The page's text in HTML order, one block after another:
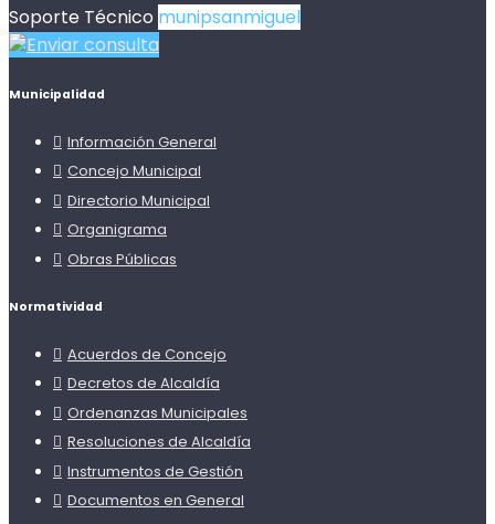
Soporte Técnico munipsanmiguel
Enviar consulta
Municipalidad
Información General
Concejo Municipal
Directorio Municipal
Organigrama
Obras Públicas
Normatividad
Acuerdos de Concejo
Decretos de Alcaldía
Ordenanzas Municipales
Resoluciones de Alcaldía
Instrumentos de Gestión
Documentos en General